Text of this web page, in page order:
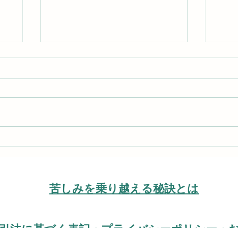
基本的真理にしがみつくので
常
​苦しみを乗り越える秘訣とは